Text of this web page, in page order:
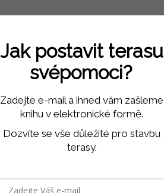
Jak postavit terasu
svépomoci?
Zadejte e-mail a ihned vám zašleme
knihu v elektronické formě.
Dozvíte se vše důležité pro stavbu
terasy.